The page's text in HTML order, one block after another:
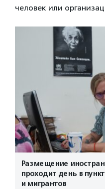
человек или
Размещение
проходит день в
и мигрантов